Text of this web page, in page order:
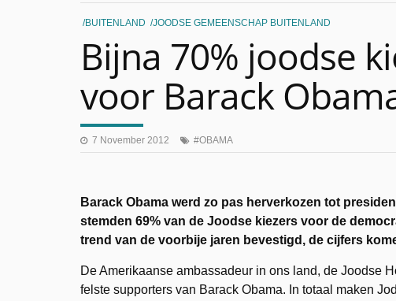
“Besnijdenisdebat toont hoe moeilijk seculiere
CITYTRIP | ROEMENIË – Boekarest: de verrassing
BUITENLAND JOODSE GEMEENSCHAP BUITENLAND
Bijna 70% joodse
voor Barack
7 November 2012 OBAMA
Barack Obama werd zo pas herverkozen tot
stemden 69% van de Joodse kiezers voor de
trend van de voorbije jaren bevestigd, de cijfers
De Amerikaanse ambassadeur in ons land, de Joodse
felste supporters van Barack Obama. In totaal maken